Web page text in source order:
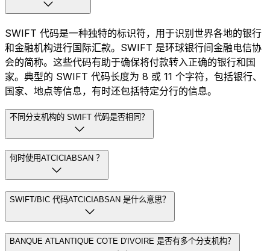
SWIFT 代码是一种独特的标识符，用于识别世界各地的银行
和金融机构进行国际汇款。SWIFT 是环球银行间金融电信协
会的简称。这些代码有助于确保将付款转入正确的银行和国
家。典型的 SWIFT 代码长度为 8 或 11 个字符，包括银行、
国家、地点等信息，有时还包括特定分行的信息。
不同分支机构的 SWIFT 代码是否相同？
何时使用ATCICIABSAN ？
SWIFT/BIC 代码ATCICIABSAN 是什么意思？
BANQUE ATLANTIQUE COTE D'IVOIRE 是否有多个分支机构？